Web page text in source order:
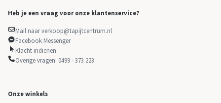
Heb je een vraag voor onze klantenservice?
Mail naar verkoop@tapijtcentrum.nl
Facebook Messenger
Klacht indienen
Overige vragen: 0499 - 373 223
Onze winkels